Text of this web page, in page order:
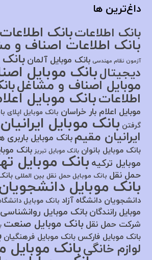
داغ‌ترین ها
بانک اطلاعاتبانک
بانک اطلاعات اصناف و
آزمون نظام مهندسی بانک موبایل آلمان بانک
دیجیتالبانک موبایل
موبایل اصناف و مشاغل
اطلاعاتبانک موبایل
موبایل اعلام بار خراسان بانک موبایل اپلای
گرفتن بانک موبایل ایرانیان
ایرانیان مقیم بانک موبایل باربری
بانک موبایل بانوان بانک موبایل تبریز بانک
موبایل ترکیه بانک موبایل
حمل نقل بانک موبایل حمل نقل بین المللی
بانک موبایل
دانشجویان دانشگاه آزاد بانک موبایل
موبایل رانندگان بانک موبایل روانشناسی
شرکت حمل نقل بانک موبایل صنعت
بانک موبایل فارکس بانک موبایل فرهنگیان
لوازم خانگیبانک موبایل